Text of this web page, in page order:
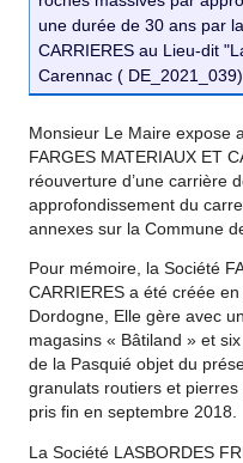
une durée de 30 ans par
CARRIERES au Lieu-dit
Carennac ( DE_2021_039)
Monsieur Le Maire expose
FARGES MATERIAUX ET
réouverture d’une carrière
approfondissement du
annexes sur la Commune
Pour mémoire, la Société
CARRIERES a été créée
Dordogne, Elle gère avec
magasins « Bâtiland » et
de la Pasquié objet du
granulats routiers et pierres
pris fin en septembre 2018.
La Société LASBORDES